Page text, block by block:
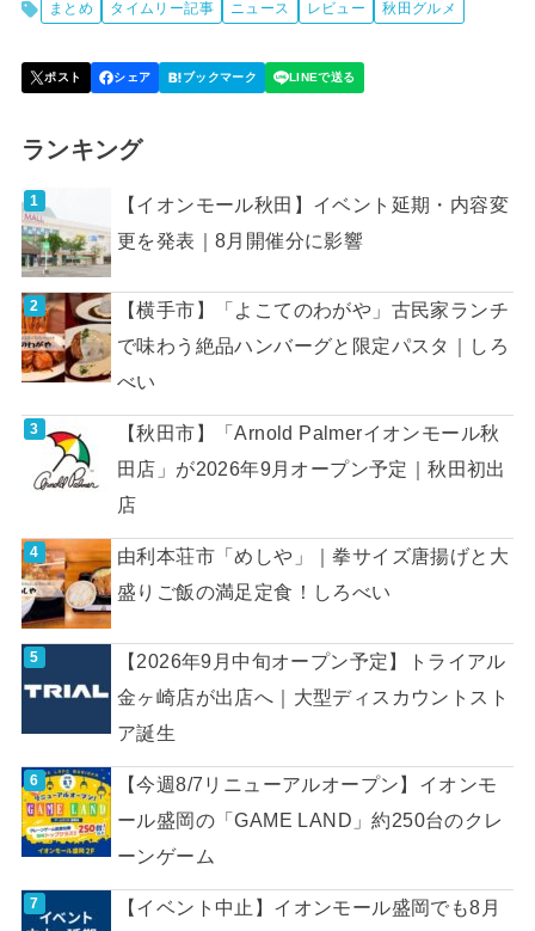
まとめ
タイムリー記事 ニュース レビュー 秋田グルメ
ランキング
【イオンモール秋田】イベント延期・内容変
更を発表｜8月開催分に影響
【横手市】「よこてのわがや」古民家ランチ
で味わう絶品ハンバーグと限定パスタ｜しろ
べい
【秋田市】「Arnold Palmerイオンモール秋
田店」が2026年9月オープン予定｜秋田初出
店
由利本荘市「めしや」｜拳サイズ唐揚げと大
盛りご飯の満足定食！しろべい
【2026年9月中旬オープン予定】トライアル
金ヶ崎店が出店へ｜大型ディスカウントスト
ア誕生
【今週8/7リニューアルオープン】イオンモ
ール盛岡の「GAME LAND」約250台のクレ
ーンゲーム
【イベント中止】イオンモール盛岡でも8月